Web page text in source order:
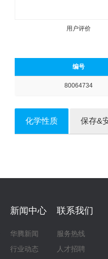
用户评价
编号
80064734
化学性质 保存&
新闻中心
华腾新闻
行业动态
联系我们
服务热线
人才招聘